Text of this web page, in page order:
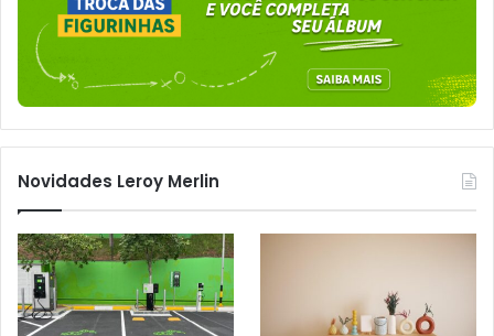
Novidades Leroy Merlin